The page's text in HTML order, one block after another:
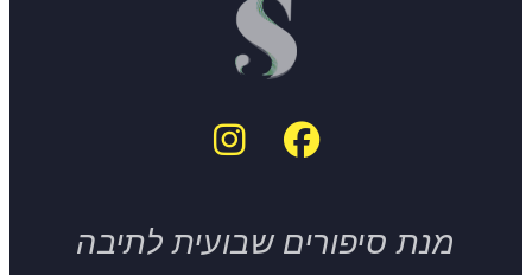
מנת סיפורים שבועית לתיבה